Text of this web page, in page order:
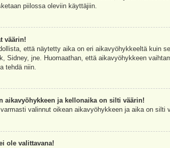
piilossa oleviin käyttäjiin.
väärin!
että näytetty aika on eri aikavyöhykkeeltä kuin
Sidney, jne. Huomaathan, että aikavyöhykkeen
tehdä niin.
aikavyöhykkeen ja kellonaika on silti väärin!
valinnut oikean aikavyöhykkeen ja aika on silti
ole valittavana!